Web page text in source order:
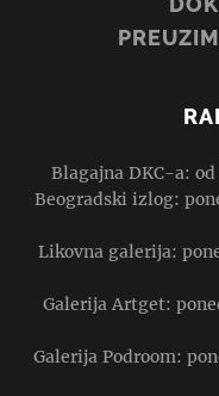
Blagajna DKC-a:
Beogradski izlog:
Likovna galerija:
Galerija Artget:
Galerija Podroom: